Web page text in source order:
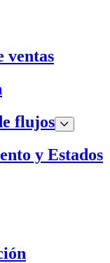
ventas
flujos
y Estados